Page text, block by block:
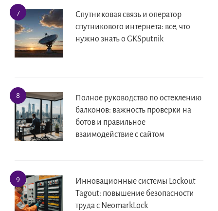
Спутниковая связь и оператор
спутникового интернета: все, что
нужно знать о GKSputnik
Полное руководство по остеклению
балконов: важность проверки на
ботов и правильное
взаимодействие с сайтом
Инновационные системы Lockout
Tagout: повышение безопасности
труда с NeomarkLock